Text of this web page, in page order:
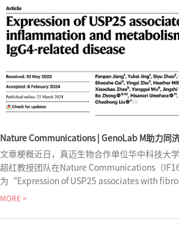
Nature Communications | GenoLab M助力同
文章梗概近日，真迈生物合作单位华中科技大
超红教授团队在Nature Communications（
为“Expression of USP25 associates with
MORE >